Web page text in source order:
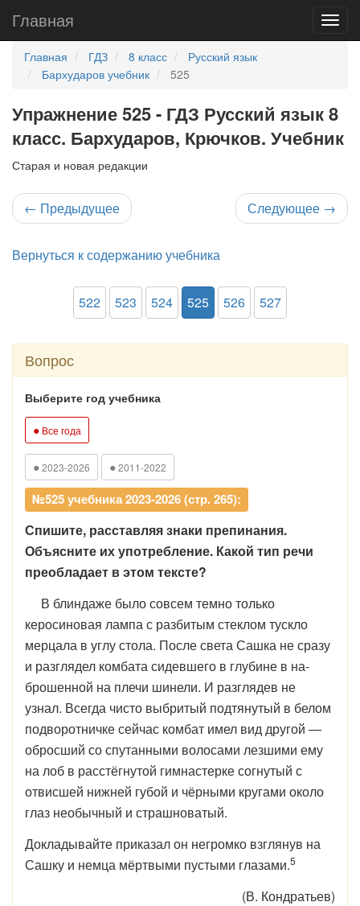
Главная
Главная ГДЗ 8 класс
Русский язык
Бархударов учебник
525
Упражнение 525 - ГДЗ Русский язык 8
класс. Бархударов, Крючков. Учебник
Старая и новая редакции
← Предыдущее Следующее →
Вернуться к содержанию учебника
522 523 524 525 526 527
Вопрос
Выберите год учебника
● Все года
● 2023-2026 ● 2011-2022
№525 учебника 2023-2026 (стр. 265):
Спишите, расставляя знаки препинания.
Объясните их употребление. Какой тип речи
преобладает в этом тексте?
В блиндаже было совсем темно только
керосиновая лампа с разбитым стеклом тускло
мерцала в углу стола. После света Сашка не сразу
и разглядел комбата сидевшего в глубине в на­
брошенной на плечи шинели. И разглядев не
узнал. Всегда чис­то выбритый подтянутый в белом
подворотничке сейчас комбат имел вид другой —
обросший со спутанными волосами лезши­ми ему
на лоб в расстёгнутой гимнастерке согнутый с
отвис­шей нижней губой и чёрными кругами около
глаз необычный и страшноватый.
Докладывайте приказал он негромко взглянув на
Сашку и немца мёртвыми пустыми глазами.5
(В. Кондратьев)